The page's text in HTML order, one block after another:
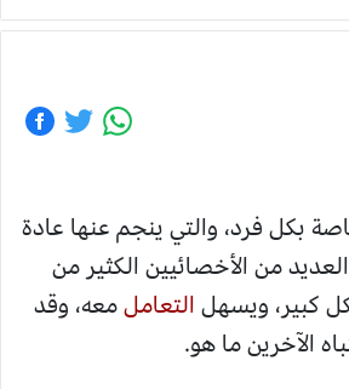
بكل فرد، والتي ينجم عنها عادة
من الأخصائيين الكثير من
كبير، ويسهلالتعاملمعه، وقد
الآخرين ما هو.